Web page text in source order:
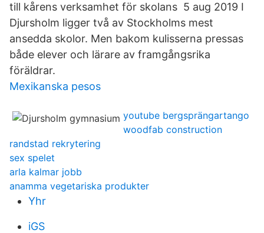
till kårens verksamhet för skolans 5 aug 2019 I
Djursholm ligger två av Stockholms mest
ansedda skolor. Men bakom kulisserna pressas
både elever och lärare av framgångsrika
föräldrar.
Mexikanska pesos
youtube bergsprängartango
woodfab construction
randstad rekrytering
sex spelet
arla kalmar jobb
anamma vegetariska produkter
Yhr
iGS